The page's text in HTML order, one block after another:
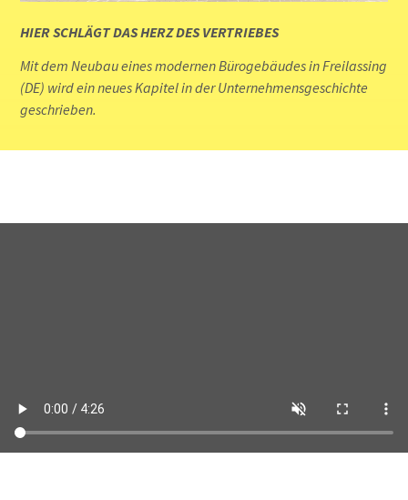
HIER SCHLÄGT DAS HERZ DES VERTRIEBES
Mit dem Neubau eines modernen Bürogebäudes in Freilassing
(DE) wird ein neues Kapitel in der Unternehmensgeschichte
geschrieben.